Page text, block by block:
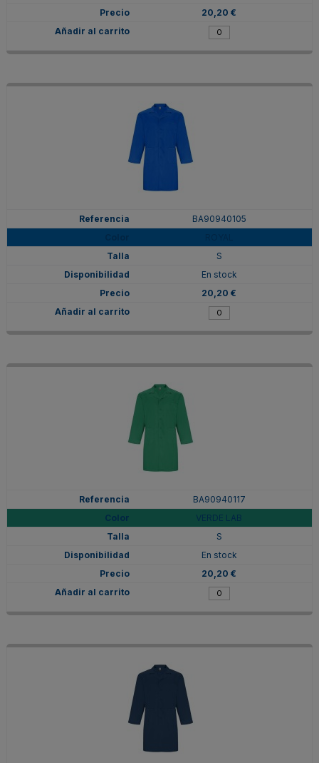
20,20 €
BA90940105
S
En stock
20,20 €
BA90940117
VERDE LAB
S
En stock
20,20 €